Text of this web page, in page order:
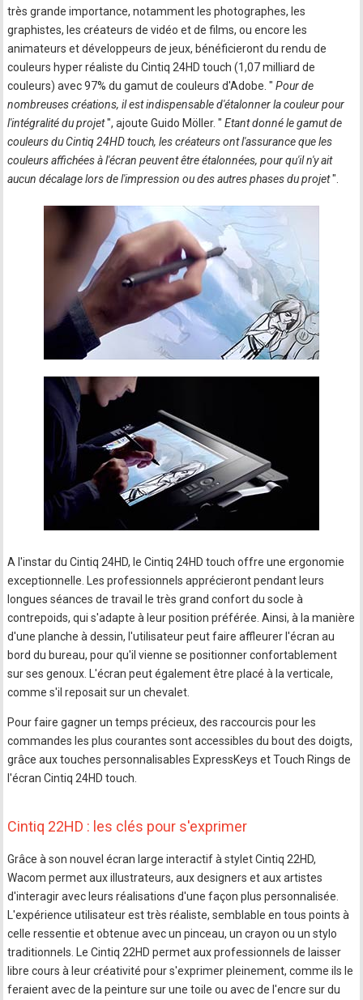
très grande importance, notamment les photographes, les
graphistes, les créateurs de vidéo et de films, ou encore les
animateurs et développeurs de jeux, bénéficieront du rendu de
couleurs hyper réaliste du Cintiq 24HD touch (1,07 milliard de
couleurs) avec 97% du gamut de couleurs d'Adobe. " Pour de
nombreuses créations, il est indispensable d'étalonner la couleur pour
l'intégralité du projet", ajoute Guido Möller. " Etant donné le gamut de
couleurs du Cintiq 24HD touch, les créateurs ont l'assurance que les
couleurs affichées à l'écran peuvent être étalonnées, pour qu'il n'y ait
aucun décalage lors de l'impression ou des autres phases du projet".
A l'instar du Cintiq 24HD, le Cintiq 24HD touch offre une ergonomie
exceptionnelle. Les professionnels apprécieront pendant leurs
longues séances de travail le très grand confort du socle à
contrepoids, qui s'adapte à leur position préférée. Ainsi, à la manière
d'une planche à dessin, l'utilisateur peut faire affleurer l'écran au
bord du bureau, pour qu'il vienne se positionner confortablement
sur ses genoux. L'écran peut également être placé à la verticale,
comme s'il reposait sur un chevalet.
Pour faire gagner un temps précieux, des raccourcis pour les
commandes les plus courantes sont accessibles du bout des doigts,
grâce aux touches personnalisables ExpressKeys et Touch Rings de
l'écran Cintiq 24HD touch.
Cintiq 22HD : les clés pour s'exprimer
Grâce à son nouvel écran large interactif à stylet Cintiq 22HD,
Wacom permet aux illustrateurs, aux designers et aux artistes
d'interagir avec leurs réalisations d'une façon plus personnalisée.
L'expérience utilisateur est très réaliste, semblable en tous points à
celle ressentie et obtenue avec un pinceau, un crayon ou un stylo
traditionnels. Le Cintiq 22HD permet aux professionnels de laisser
libre cours à leur créativité pour s'exprimer pleinement, comme ils le
feraient avec de la peinture sur une toile ou avec de l'encre sur du